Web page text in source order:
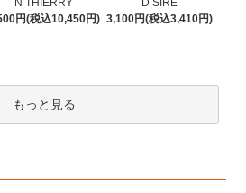
円(税込10,450円)
D SIRE
3,100円(税込3,410円)
もっと見る